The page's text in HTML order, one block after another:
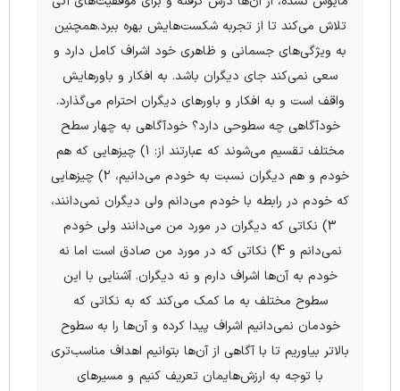
تلاش می‌کند تا از تجربه شکست‌هایش بهره ببرد.همچنین
به ویژگی‌های جسمانی و ظاهری خود اشراف کامل دارد و
سعی نمی‌کند جای دیگران باشد. به افکار و باورهایش
واقف است و به افکار و باورهای دیگران احترام می‌گذارد.
خودآگاهی چه سطوحی دارد؟ خودآگاهی به چهار سطح
مختلف تقسیم می‌شوند که عبارتند از: 1) چیزهایی که هم
خودم و هم دیگران نسبت به خودم می‌دانیم، 2) چیزهایی
که خودم در رابطه با خودم می‌دانم ولی دیگران نمی‌دانند،
3) نکاتی که دیگران در مورد من می‌دانند ولی خودم
نمی‌دانم و 4) نکاتی که در مورد من صادق است اما نه
خودم به آن‌ها اشراف دارم و نه دیگران. آشنایی با این
سطوح مختلف به ما کمک می‌کند که به نکاتی که
خودمان نمی‌دانیم اشراف پیدا کرده و آن‌ها را به سطوح
بالاتر بیاوریم تا با آگاهی از آن‌ها بتوانیم اهداف مناسب‌تری
با توجه به ارزش‌هایمان تعریف کنیم و مسیرهای